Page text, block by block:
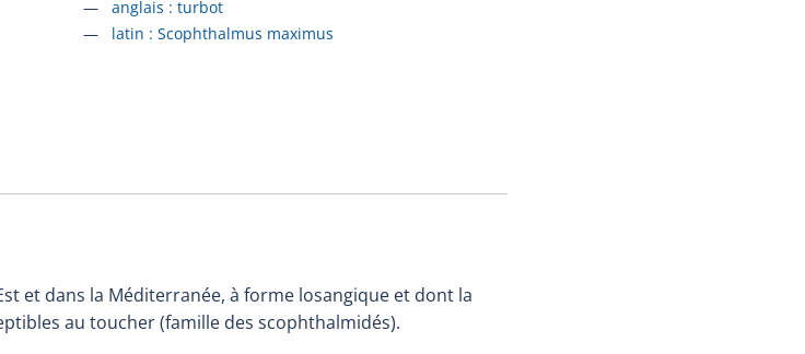
Accéder à la fiche en
anglais : turbot
Accéder à la fiche en
latin : Scophthalmus maximus
et dans la Méditerranée, à forme losangique et dont la
au toucher (famille des scophthalmidés).